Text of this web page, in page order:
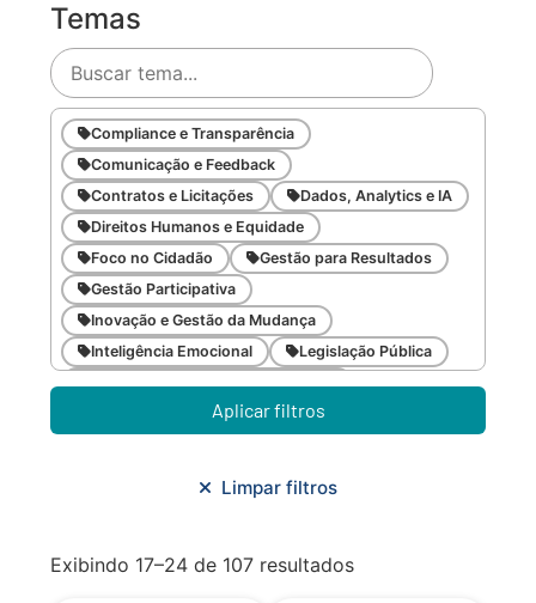
Temas
Compliance e Transparência
Comunicação e Feedback
Contratos e Licitações
Dados, Analytics e IA
Direitos Humanos e Equidade
Foco no Cidadão
Gestão para Resultados
Gestão Participativa
Inovação e Gestão da Mudança
Inteligência Emocional
Legislação Pública
Meio Ambiente e Sustentabilidade
Metodologias Ágeis
Orçamento e Finanças
Planejamento Urbano/Mobilidade
Aplicar filtros
Limpar filtros
Exibindo 17–24 de 107 resultados